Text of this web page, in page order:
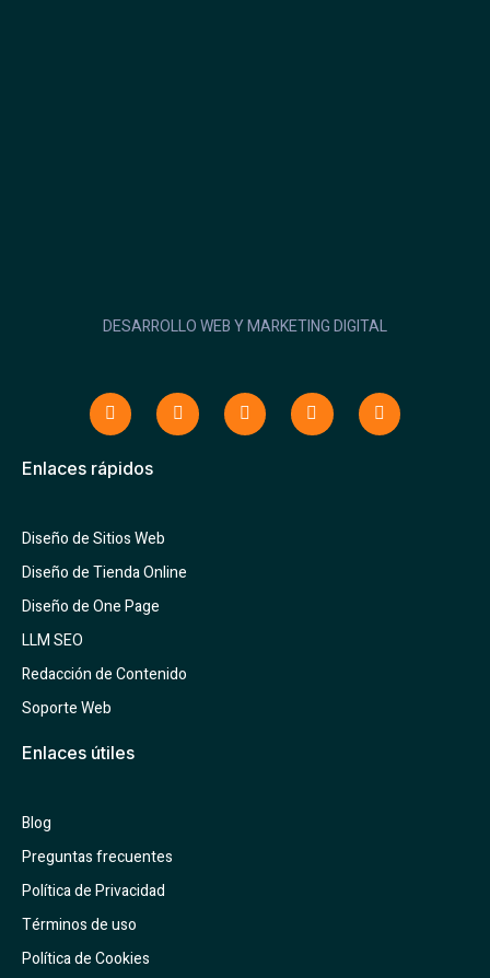
DESARROLLO WEB Y MARKETING DIGITAL
Enlaces rápidos
Diseño de Sitios Web
Diseño de Tienda Online
Diseño de One Page
LLM SEO
Redacción de Contenido
Soporte Web
Enlaces útiles
Blog
Preguntas frecuentes
Política de Privacidad
Términos de uso
Política de Cookies